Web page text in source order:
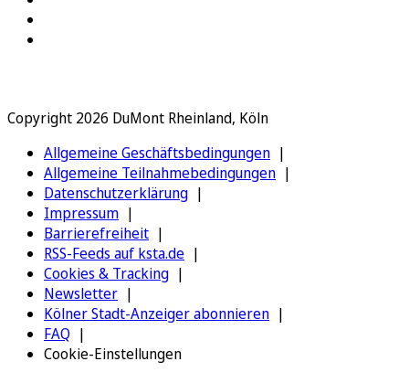
Copyright 2026 DuMont Rheinland, Köln
Allgemeine Geschäftsbedingungen
Allgemeine Teilnahmebedingungen
Datenschutzerklärung
Impressum
Barrierefreiheit
RSS-Feeds auf ksta.de
Cookies & Tracking
Newsletter
Kölner Stadt-Anzeiger abonnieren
FAQ
Cookie-Einstellungen